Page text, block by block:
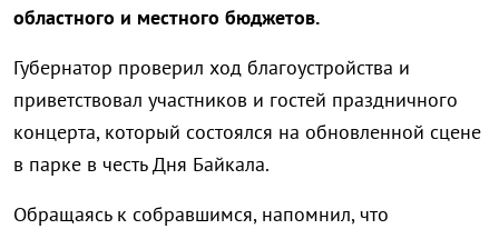
областного и местного бюджетов.
Губернатор проверил ход благоустройства и
приветствовал участников и гостей праздничного
концерта, который состоялся на обновленной сцене
в парке в честь Дня Байкала.
Обращаясь к собравшимся, напомнил, что